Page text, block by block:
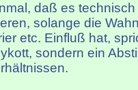
daß es
solange die
etc. Einfluß hat,
sondern ein